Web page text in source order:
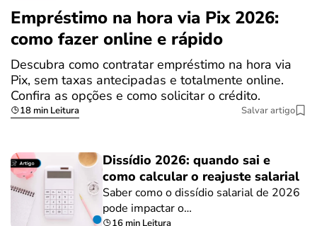
Empréstimo na hora via Pix 2026:
como fazer online e rápido
Descubra como contratar empréstimo na hora via
Pix, sem taxas antecipadas e totalmente online.
Confira as opções e como solicitar o crédito.
18 min Leitura Salvar artigo
Dissídio 2026: quando sai e
como calcular o reajuste salarial
Saber como o dissídio salarial de 2026
pode impactar o…
16 min Leitura